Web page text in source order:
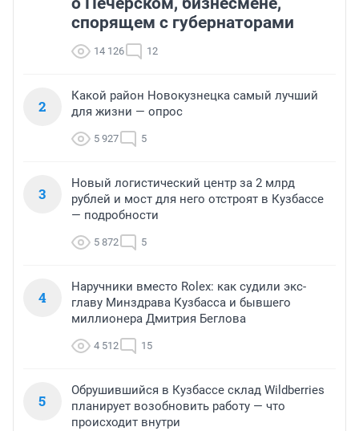
спорящем с губернаторами
14 126 12
2
Какой район Новокузнецка самый лучший
для жизни — опрос
5 927 5
3
Новый логистический центр за 2 млрд
рублей и мост для него отстроят в Кузбассе
— подробности
5 872 5
4
Наручники вместо Rolex: как судили экс-
главу Минздрава Кузбасса и бывшего
миллионера Дмитрия Беглова
4 512 15
5
Обрушившийся в Кузбассе склад Wildberries
планирует возобновить работу — что
происходит внутри